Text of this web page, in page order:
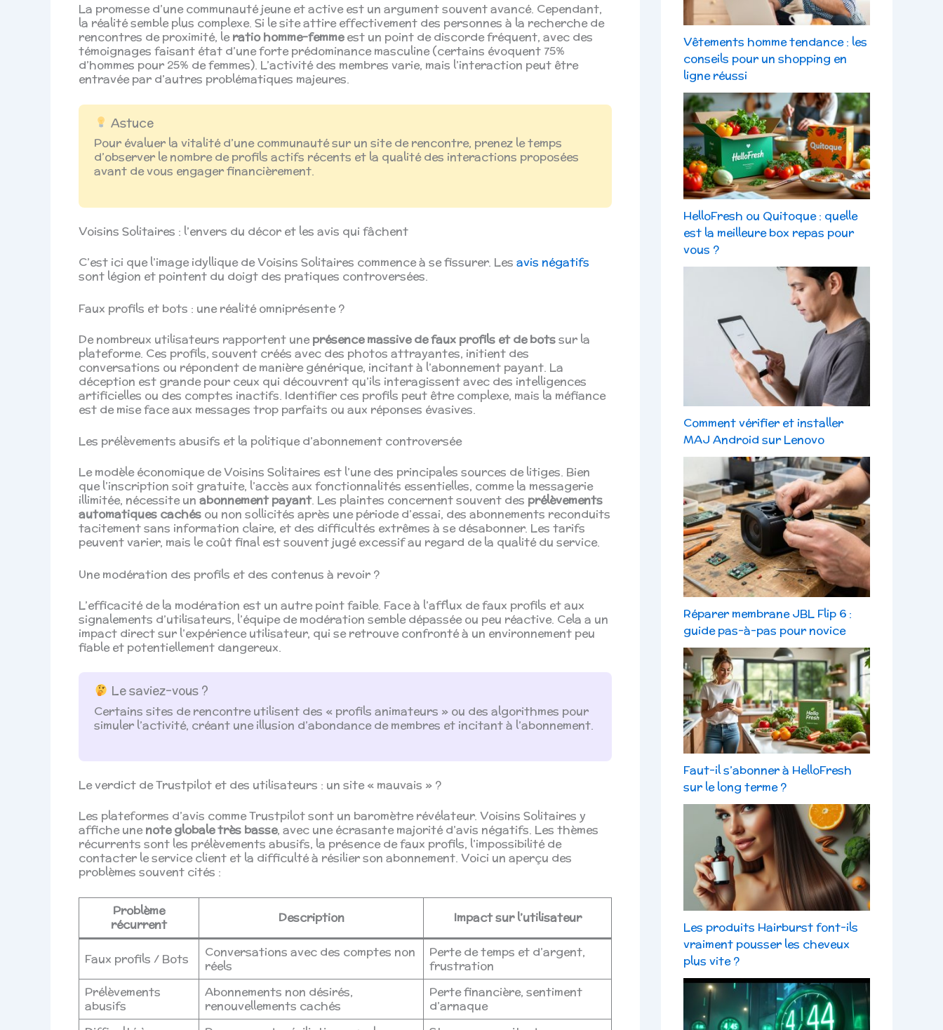
La promesse d’une communauté jeune et active est un argument souvent avancé. Cependant,
la réalité semble plus complexe. Si le site attire effectivement des personnes à la recherche de
rencontres de proximité, leratio homme-femmeest un point de discorde fréquent, avec des
témoignages faisant état d’une forte prédominance masculine (certains évoquent 75%
d’hommes pour 25% de femmes). L’activité des membres varie, mais l’interaction peut être
entravée par d’autres problématiques majeures.
Astuce
Pour évaluer la vitalité d’une communauté sur un site de rencontre, prenez le temps
d’observer le nombre de profils actifs récents et la qualité des interactions proposées
avant de vous engager financièrement.
Voisins Solitaires : l’envers du décor et les avis qui fâchent
C’est ici que l’image idyllique de Voisins Solitaires commence à se fissurer. Les avis négatifs
sont légion et pointent du doigt des pratiques controversées.
Faux profils et bots : une réalité omniprésente ?
De nombreux utilisateurs rapportent uneprésence massive de faux profils et de botssur la
plateforme. Ces profils, souvent créés avec des photos attrayantes, initient des
conversations ou répondent de manière générique, incitant à l’abonnement payant. La
déception est grande pour ceux qui découvrent qu’ils interagissent avec des intelligences
artificielles ou des comptes inactifs. Identifier ces profils peut être complexe, mais la méfiance
est de mise face aux messages trop parfaits ou aux réponses évasives.
Les prélèvements abusifs et la politique d’abonnement controversée
Le modèle économique de Voisins Solitaires est l’une des principales sources de litiges. Bien
que l’inscription soit gratuite, l’accès aux fonctionnalités essentielles, comme la messagerie
illimitée, nécessite un abonnement payant. Les plaintes concernent souvent des prélèvements
automatiques cachés ou non sollicités après une période d’essai, des abonnements reconduits
tacitement sans information claire, et des difficultés extrêmes à se désabonner. Les tarifs
peuvent varier, mais le coût final est souvent jugé excessif au regard de la qualité du service.
Une modération des profils et des contenus à revoir ?
L’efficacité de la modération est un autre point faible. Face à l’afflux de faux profils et aux
signalements d’utilisateurs, l’équipe de modération semble dépassée ou peu réactive. Cela a un
impact direct sur l’expérience utilisateur, qui se retrouve confronté à un environnement peu
fiable et potentiellement dangereux.
Le saviez-vous ?
Certains sites de rencontre utilisent des « profils animateurs » ou des algorithmes pour
simuler l’activité, créant une illusion d’abondance de membres et incitant à l’abonnement.
Le verdict de Trustpilot et des utilisateurs : un site « mauvais » ?
Les plateformes d’avis comme Trustpilot sont un baromètre révélateur. Voisins Solitaires y
affiche unenote globale très basse, avec une écrasante majorité d’avis négatifs. Les thèmes
récurrents sont les prélèvements abusifs, la présence de faux profils, l’impossibilité de
contacter le service client et la difficulté à résilier son abonnement. Voici un aperçu des
problèmes souvent cités :
Problème
récurrent
Description Impact sur l’utilisateur
Faux profils / Bots
Conversations avec des comptes non
réels
Perte de temps et d’argent,
frustration
Prélèvements
abusifs
Abonnements non désirés,
renouvellements cachés
Perte financière, sentiment
d’arnaque
Vêtements homme tendance : les
conseils pour un shopping en
ligne réussi
HelloFresh ou Quitoque : quelle
est la meilleure box repas pour
vous ?
Comment vérifier et installer
MAJ Android sur Lenovo
Réparer membrane JBL Flip 6 :
guide pas-à-pas pour novice
Faut-il s’abonner à HelloFresh
sur le long terme ?
Les produits Hairburst font-ils
vraiment pousser les cheveux
plus vite ?